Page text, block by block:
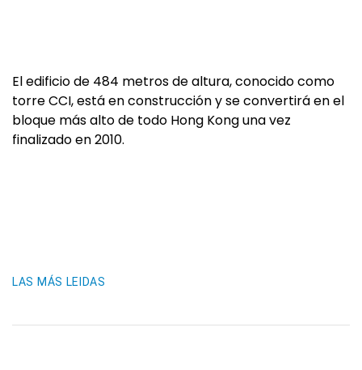
El edificio de 484 metros de altura, conocido como
torre CCI, está en construcción y se convertirá en el
bloque más alto de todo Hong Kong una vez
finalizado en 2010.
LAS MÁS LEIDAS